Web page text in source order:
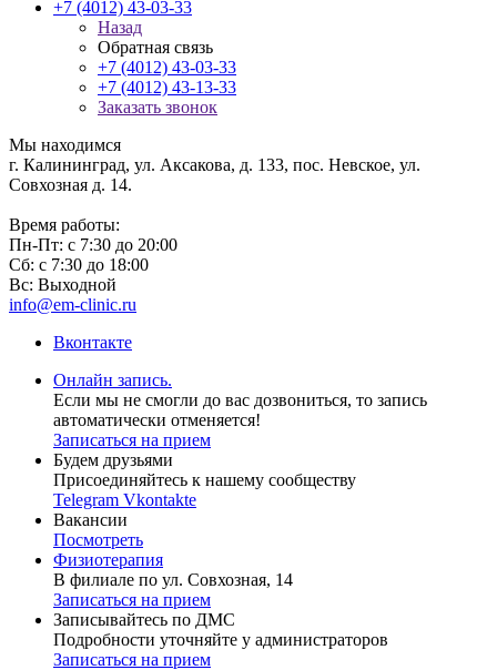
+7 (4012) 43-03-33
Назад
Обратная связь
+7 (4012) 43-03-33
+7 (4012) 43-13-33
Заказать звонок
Мы находимся
г. Калининград, ул. Аксакова, д. 133, пос. Невское, ул.
Совхозная д. 14.
Время работы:
Пн-Пт: с 7:30 до 20:00
Сб: с 7:30 до 18:00
Вс: Выходной
info@em-clinic.ru
Вконтакте
Онлайн запись.
Если мы не смогли до вас дозвониться, то запись
автоматически отменяется!
Записаться на прием
Будем друзьями
Присоединяйтесь к нашему сообществу
Telegram Vkontakte
Вакансии
Посмотреть
Физиотерапия
В филиале по ул. Совхозная, 14
Записаться на прием
Записывайтесь по ДМС
Подробности уточняйте у администраторов
Записаться на прием